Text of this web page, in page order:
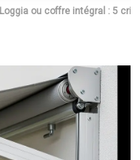
Loggia ou coffre intégral : 5